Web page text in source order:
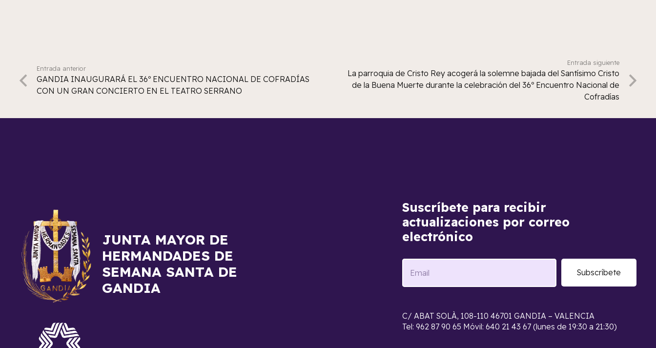
Entrada anterior
GANDIA INAUGURARÁ EL 36º ENCUENTRO NACIONAL DE COFRADÍAS
CON UN GRAN CONCIERTO EN EL TEATRO SERRANO
Entrada siguiente
La parroquia de Cristo Rey acogerá la solemne bajada del Santísimo Cristo
de la Buena Muerte durante la celebración del 36º Encuentro Nacional de
Cofradías
JUNTA MAYOR DE
HERMANDADES DE
SEMANA SANTA DE
GANDIA
Suscríbete para recibir
actualizaciones por correo
electrónico
Subscríbete
C/ ABAT SOLÀ, 108-110 46701 GANDIA – VALENCIA
Tel: 962 87 90 65 Móvil: 640 21 43 67 (lunes de 19:30 a 21:30)